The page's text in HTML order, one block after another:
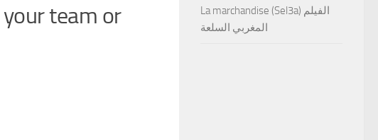
team or
La marchandise (Sel3a) الفيلم
المغربي السلعة